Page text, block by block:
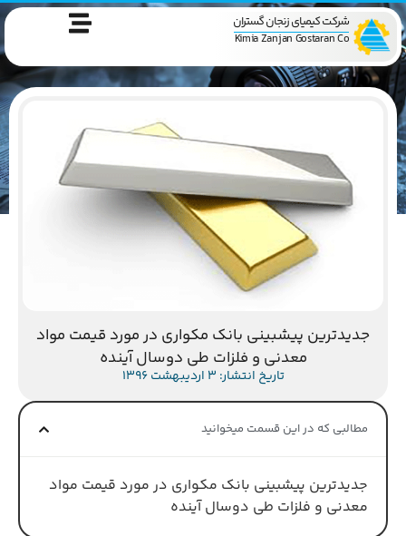
شرکت کیمیای زنجان گستران
Kimia Zanjan Gostaran Co
جدیدترین پیشبینی بانک مکواری در مورد قیمت مواد
معدنی و فلزات طی دوسال آینده
تاریخ انتشار: 3 اردیبهشت 1396
مطالبی که در این قسمت میخوانید
جدیدترین پیشبینی بانک مکواری در مورد قیمت مواد
معدنی و فلزات طی دوسال آینده